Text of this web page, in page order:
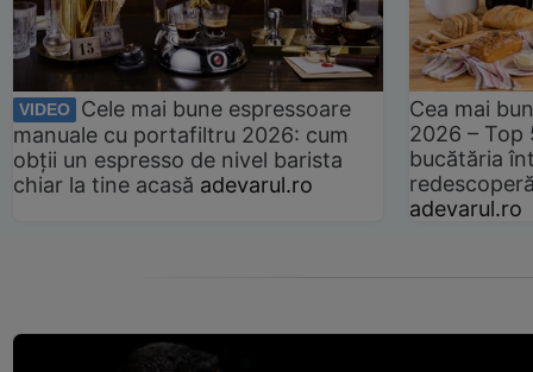
VIDEO
Cele mai bune espressoare
manuale cu portafiltru 2026: cum
obții un espresso de nivel barista
chiar la tine acasă adevarul.ro
Cea mai
2026 –
bucătăria
adevarul.ro